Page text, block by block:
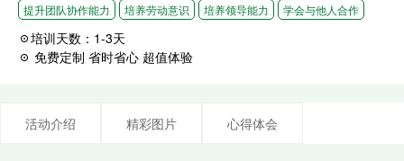
提升团队协作能力 培养劳动意识 培养领导能力 学会与他人合作
 培训天数： 1-3天
 免费定制 省时省心 超值体验
活动介绍 精彩图片 心得体会